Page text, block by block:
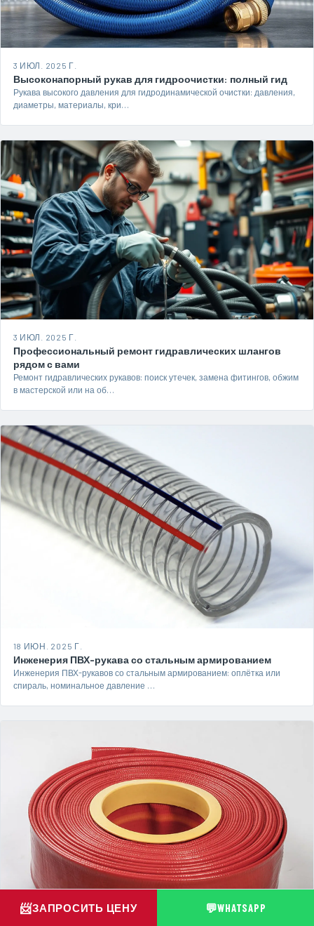
3 ИЮЛ. 2025 Г.
Высоконапорный рукав для гидроочистки: полный гид
Рукава высокого давления для гидродинамической очистки: давления,
диаметры, материалы, кри…
3 ИЮЛ. 2025 Г.
Профессиональный ремонт гидравлических шлангов
рядом с вами
Ремонт гидравлических рукавов: поиск утечек, замена фитингов, обжим
в мастерской или на об…
18 ИЮН. 2025 Г.
Инженерия ПВХ-рукава со стальным армированием
Инженерия ПВХ-рукавов со стальным армированием: оплётка или
спираль, номинальное давление …
📨ЗАПРОСИТЬ ЦЕНУ 💬WHATSAPP